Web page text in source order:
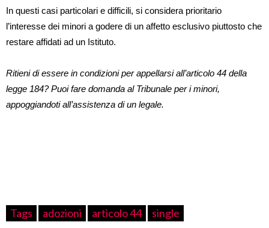
In questi casi particolari e difficili, si considera prioritario
l’interesse dei minori a godere di un affetto esclusivo piuttosto che
restare affidati ad un Istituto.
Ritieni di essere in condizioni per appellarsi all’articolo 44 della
legge 184? Puoi fare domanda al Tribunale per i minori,
appoggiandoti all’assistenza di un legale.
Tags adozioni articolo 44 single